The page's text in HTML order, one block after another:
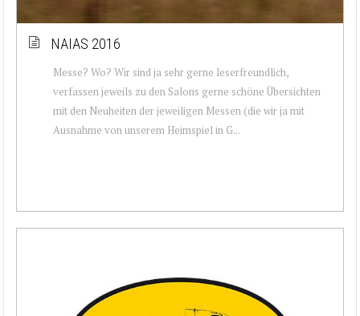
NAIAS 2016
Messe? Wo? Wir sind ja sehr gerne leserfreundlich,
verfassen jeweils zu den Salons gerne schöne Übersichten
mit den Neuheiten der jeweiligen Messen (die wir ja mit
Ausnahme von unserem Heimspiel in G...